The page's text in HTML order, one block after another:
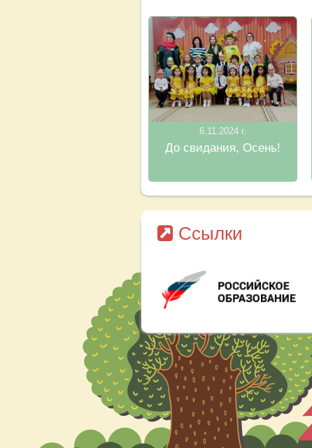
6.11.2024 г.
До свидания, Осень!
Ссылки